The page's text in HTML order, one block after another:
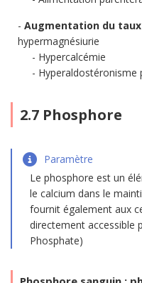
Augmentation du
hypermagnésiurie
Hypercalcémie
Hyperaldostéronisme
2.7 Phosphore
Paramètre
Le phosphore est un
le calcium dans le
fournit également aux
directement accessible
Phosphate)